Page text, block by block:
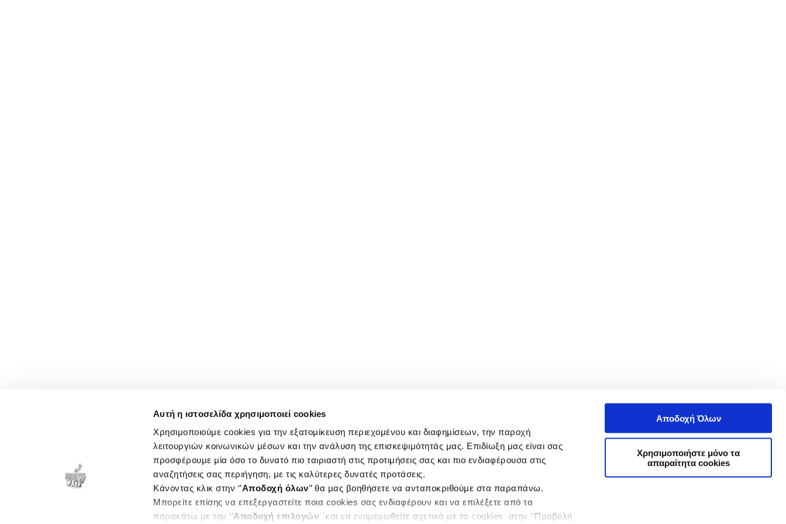
Αυτή η ιστοσελίδα χρησιμοποιεί cookies
Χρησιμοποιούμε cookies για την εξατομίκευση περιεχομένου και διαφημίσεων, την παροχή
λειτουργιών κοινωνικών μέσων και την ανάλυση της επισκεψιμότητάς μας. Επιδίωξη μας είναι σας
προσφέρουμε μία όσο το δυνατό πιο ταιριαστή στις προτιμήσεις σας και πιο ενδιαφέρουσα στις
αναζητήσεις σας περιήγηση, με τις καλύτερες δυνατές προτάσεις.
Κάνοντας κλικ στην ‘’Αποδοχή όλων’’ θα μας βοηθήσετε να ανταποκριθούμε στα παραπάνω.
Μπορείτε επίσης να επεξεργαστείτε ποια cookies σας ενδιαφέρουν και να επιλέξετε από τα
παρακάτω με την ‘’Αποδοχή επιλογών΄΄και να ενημερωθείτε σχετικά με τα cookies στην ‘’Προβολή
Αποδοχή Όλων
Χρησιμοποιήστε μόνο τα
απαραίτητα cookies